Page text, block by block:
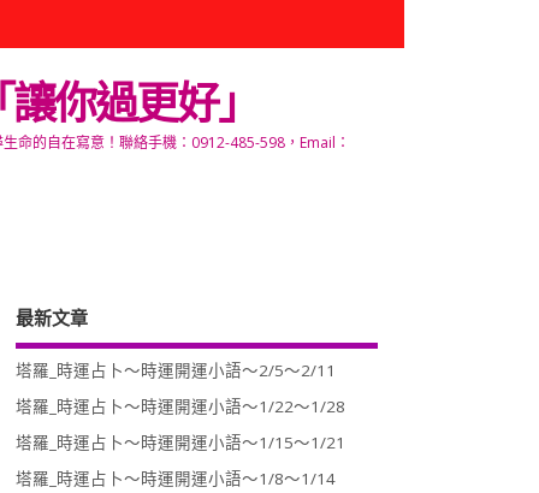
你過更好」
命的自在寫意！聯絡手機：0912-485-598，Email：
最新文章
塔羅_時運占卜～時運開運小語～2/5～2/11
塔羅_時運占卜～時運開運小語～1/22～1/28
塔羅_時運占卜～時運開運小語～1/15～1/21
塔羅_時運占卜～時運開運小語～1/8～1/14